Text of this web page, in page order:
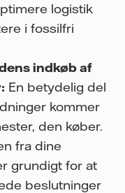
logistik
i fossilfri
indkøb af
En betydelig del
kommer
den køber.
fra dine
grundigt for at
beslutninger